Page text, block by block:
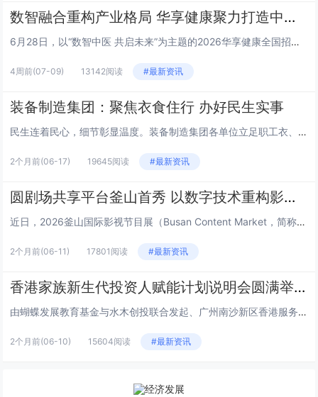
数智融合重构产业格局 华享健康聚力打造中医健康新生态
6月28日，以“数智中医 共启未来”为主题的2026华享健康全国招商发布会在山东济南举行。本次大会汇聚政府主管部门领导、...
4周前(07-09) 13142阅读 #最新资讯
装备制造集团：聚焦衣食住行 办好民生实事
民生连着民心，细节彰显温度。装备制造集团各单位立足职工衣、食、住、行日常生活需求，精准对接急难愁盼，推出一系列务实暖心举...
2个月前(06-17) 19645阅读 #最新资讯
圆剧场共享平台釜山首秀 以数字技术重构影视产业新生态
近日，2026釜山国际影视节目展（Busan Content Market，简称BCM）在韩国釜山BEXCO会展中心盛大...
2个月前(06-11) 17801阅读 #最新资讯
香港家族新生代投资人赋能计划说明会圆满举行
由蝴蝶发展教育基金与水木创投联合发起、广州南沙新区香港服务中心支持的“香港家族新生代投资人赋能计划”说明会，于6月2日下...
2个月前(06-10) 15604阅读 #最新资讯